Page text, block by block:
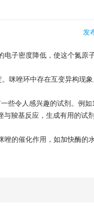
发
子密度降低，使这个氮原
咪唑环中存在互变异构现
些令人感兴趣的试剂。例
羧基反应，生成有用的试
的催化作用，如加快酶的